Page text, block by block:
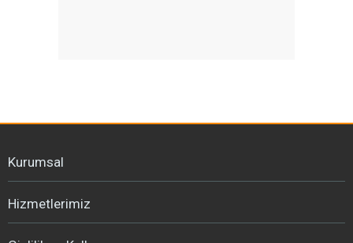
Kurumsal
Hizmetlerimiz